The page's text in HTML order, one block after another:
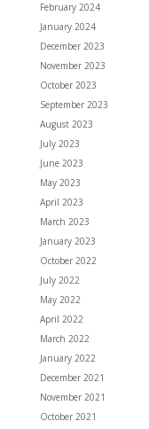
February 2024
January 2024
December 2023
November 2023
October 2023
September 2023
August 2023
July 2023
June 2023
May 2023
April 2023
March 2023
January 2023
October 2022
July 2022
May 2022
April 2022
March 2022
January 2022
December 2021
November 2021
October 2021